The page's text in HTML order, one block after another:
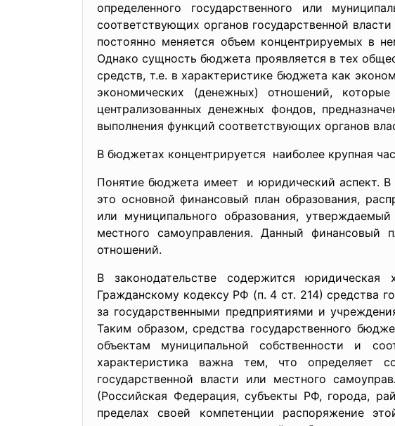
определенного государственного или
соответствующих органов государственной
постоянно меняется объем концентрируемых в
Однако сущность бюджета проявляется в тех
средств, т.е. в характеристике бюджета как
экономических (денежных) отношений,
централизованных денежных фондов,
выполнения функций соответствующих органов
В бюджетах концентрируется наиболее крупная
Понятие бюджета имеет и юридический аспект.
это основной финансовый план образования,
или муниципального образования,
местного самоуправления. Данный финансовый
отношений.
В законодательстве содержится
Гражданскому кодексу РФ (п. 4 ст. 214) средства
за государственными предприятиями и
Таким образом, средства государственного
объектам муниципальной собственности и
характеристика важна тем, что определяет
государственной власти или местного
(Российская Федерация, субъекты РФ, города,
пределах своей компетенции распоряжение